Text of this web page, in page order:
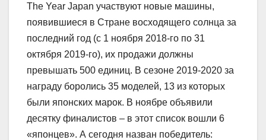
The Year Japan участвуют новые машины,
появившиеся в Стране восходящего солнца за
последний год (с 1 ноября 2018-го по 31
октября 2019-го), их продажи должны
превышать 500 единиц. В сезоне 2019-2020 за
награду боролись 35 моделей, 13 из которых
были японских марок. В ноябре объявили
десятку финалистов – в этот список вошли 6
«японцев». А сегодня назван победитель: